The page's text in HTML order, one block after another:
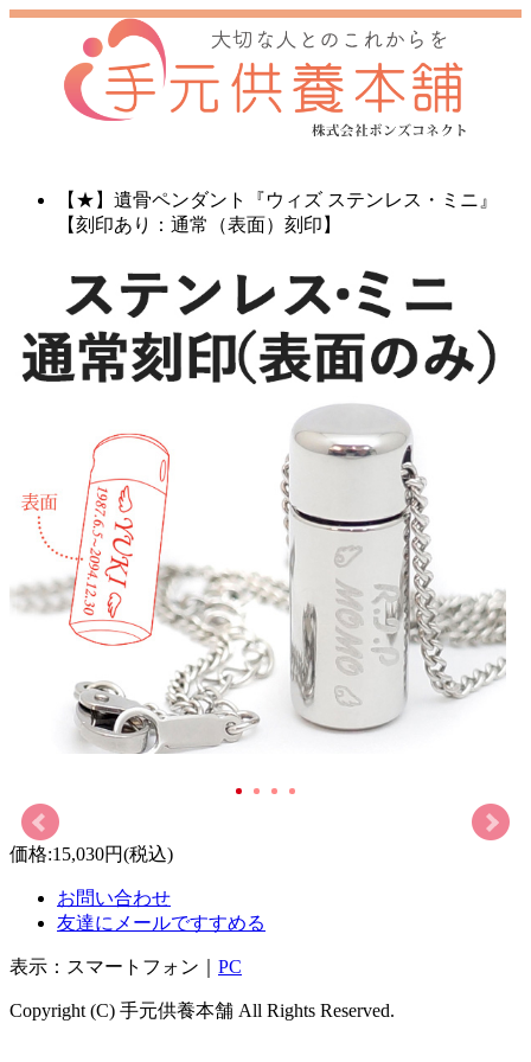
【★】遺骨ペンダント『ウィズ ステンレス・ミニ』
【刻印あり：通常（表面）刻印】
価格:15,030円(税込)
お問い合わせ
友達にメールですすめる
表示：スマートフォン｜ PC
Copyright (C) 手元供養本舗 All Rights Reserved.